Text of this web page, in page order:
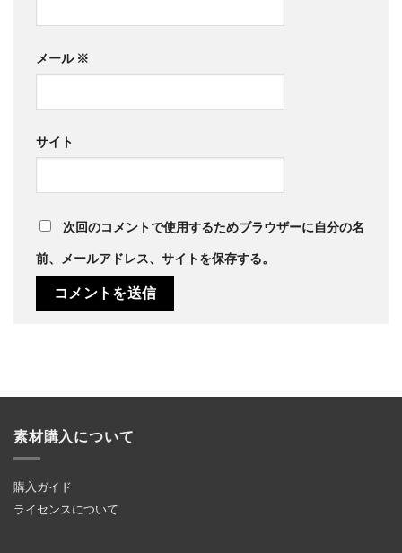
メール ※
サイト
次回のコメントで使用するためブラウザーに自分の名
前、メールアドレス、サイトを保存する。
素材購入について
購入ガイド
ライセンスについて